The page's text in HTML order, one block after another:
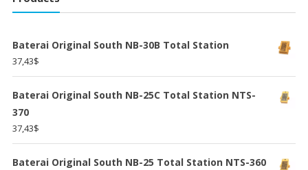
Baterai Original South NB-30B Total Station
37,43$
Baterai Original South NB-25C Total Station NTS-
370
37,43$
Baterai Original South NB-25 Total Station NTS-360